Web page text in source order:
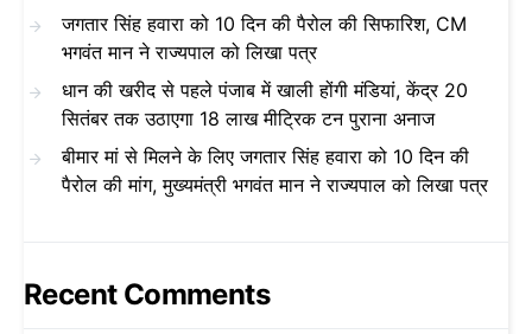
जगतार सिंह हवारा को 10 दिन की पैरोल की सिफारिश, CM
भगवंत मान ने राज्यपाल को लिखा पत्र
धान की खरीद से पहले पंजाब में खाली होंगी मंडियां, केंद्र 20
सितंबर तक उठाएगा 18 लाख मीट्रिक टन पुराना अनाज
बीमार मां से मिलने के लिए जगतार सिंह हवारा को 10 दिन की
पैरोल की मांग, मुख्यमंत्री भगवंत मान ने राज्यपाल को लिखा पत्र
Recent Comments